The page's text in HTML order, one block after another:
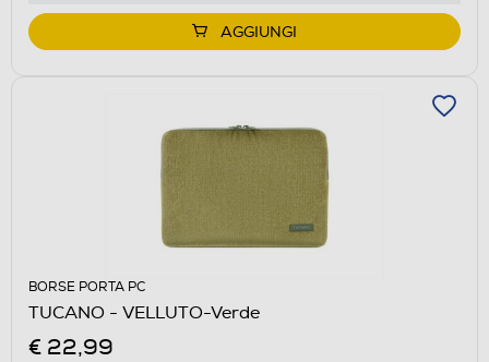
AGGIUNGI
BORSE PORTA PC
TUCANO - VELLUTO-Verde
€ 22,99